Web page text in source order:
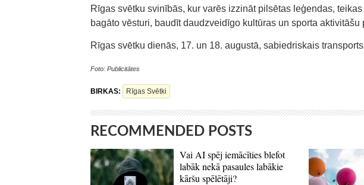
Rīgas svētku svinībās, kur varēs izzināt pilsētas leģendas,
bagāto vēsturi, baudīt daudzveidīgo kultūras un sporta aktivitāšu
Rīgas svētku dienās, 17. un 18. augustā, sabiedriskais
Foto: Publicitātes
BIRKAS: Rīgas Svētki
RECOMMENDED POSTS
Vai AI spēj iemācīties blefot
labāk nekā pasaules labākie
kāršu spēlētāji?